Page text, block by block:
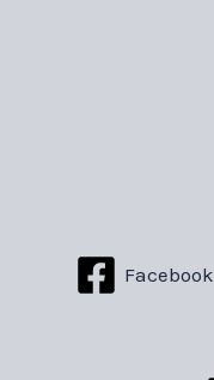
Facebook